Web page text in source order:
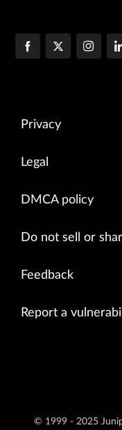
Privacy
Legal
DMCA policy
Do not sell or
Feedback
Report a
© 1999 - 2025